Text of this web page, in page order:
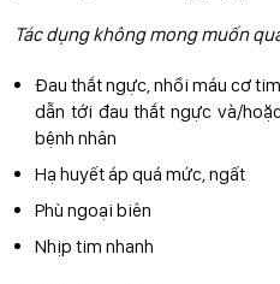
Tác dụng không mong muốn
Đau thắt ngực, nhồi máu cơ
dẫn tới đau thắt ngực và/
bệnh nhân
Hạ huyết áp quá mức, ngất
Phù ngoại biên
Nhịp tim nhanh